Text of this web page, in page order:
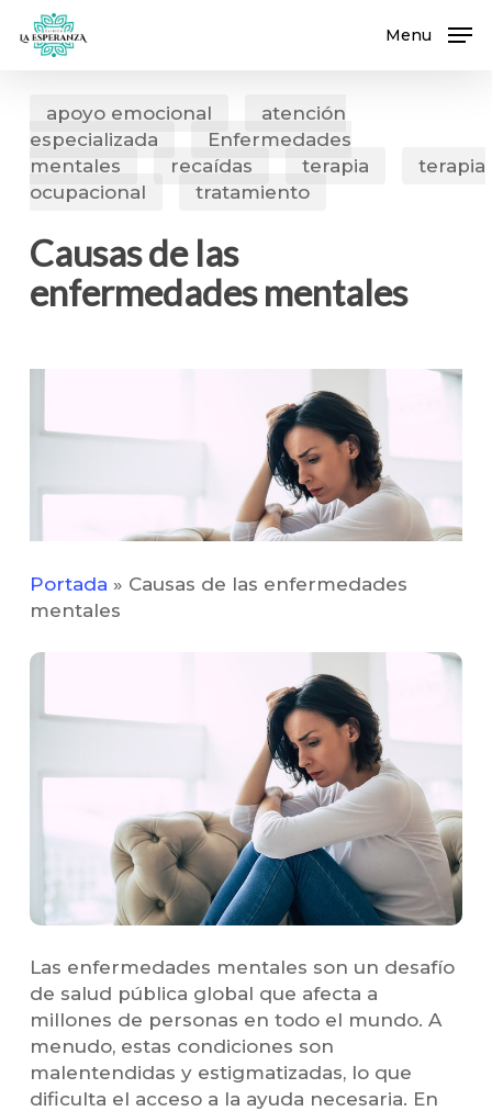
Menu
apoyo emocional
atención
especializada
Enfermedades
mentales
recaídas terapia
terapia
ocupacional
tratamiento
Causas de las
enfermedades mentales
Portada » Causas de las enfermedades
mentales
Las enfermedades mentales son un desafío
de salud pública global que afecta a
millones de personas en todo el mundo. A
menudo, estas condiciones son
malentendidas y estigmatizadas, lo que
dificulta el acceso a la ayuda necesaria. En